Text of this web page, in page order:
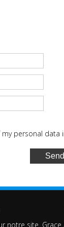
personal data
site.